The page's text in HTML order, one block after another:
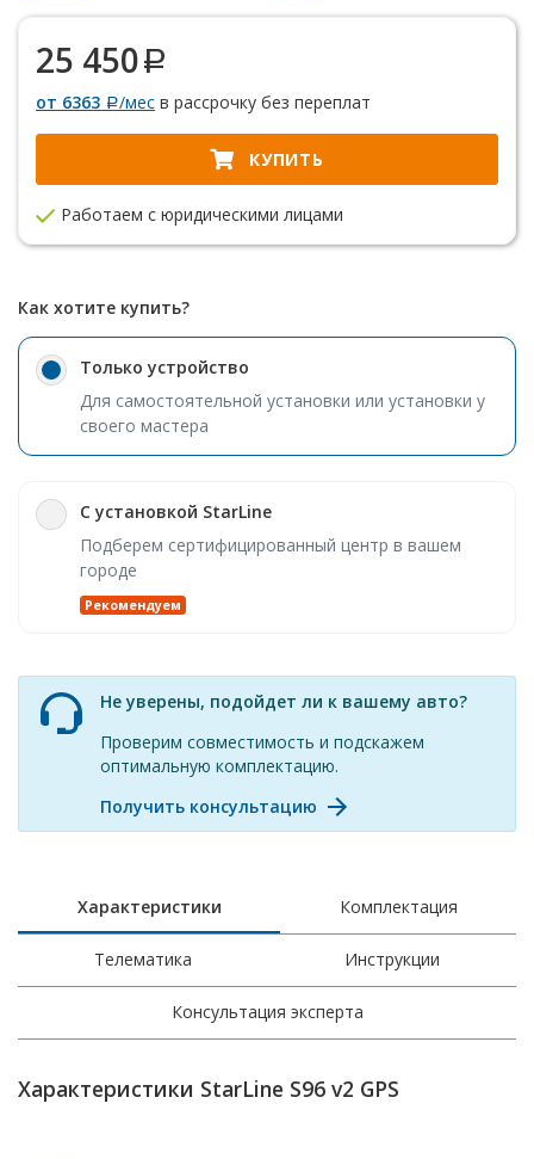
25 450
от 6363 /мес в рассрочку без переплат
КУПИТЬ
Работаем с юридическими лицами
Как хотите купить?
Только устройство
Для самостоятельной установки или установки у
своего мастера
С установкой StarLine
Подберем сертифицированный центр в вашем
городе
Рекомендуем
Не уверены, подойдет ли к вашему авто?
Проверим совместимость и подскажем
оптимальную комплектацию.
Получить консультацию
Характеристики Комплектация
Телематика Инструкции
Консультация эксперта
Характеристики StarLine S96 v2 GPS